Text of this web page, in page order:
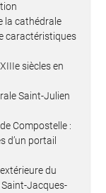
la cathédrale
caractéristiques
siècles en
Saint-Julien
Compostelle :
d’un portail
du
Saint-Jacques-